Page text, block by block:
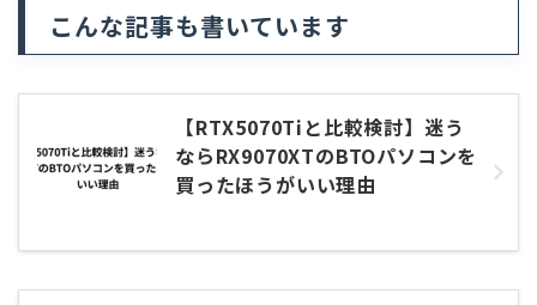
こんな記事も書いています
【RTX5070Tiと比較検討】迷う
ならRX9070XTのBTOパソコンを
買ったほうがいい理由